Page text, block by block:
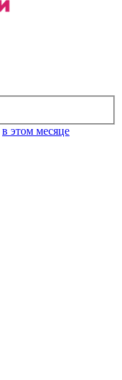
в этом месяце